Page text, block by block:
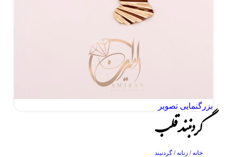
بزرگنمایی تصویر
گردنبند قلب
خانه/ زنانه/ گردنبند